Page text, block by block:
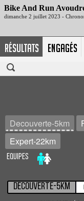
RÉSULTATS ENGAGÉS
Decouverte-5km
Expert-22km
Equipes
Decouverte-5km